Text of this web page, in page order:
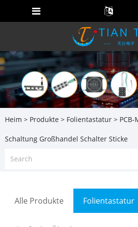
Heim > Produkte > Folientastatur >
Schaltung Großhandel Schalter Sticke
Alle Produkte Folientastatur